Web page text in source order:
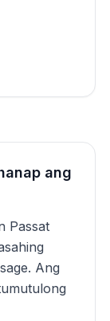
ang
Passat
Ang